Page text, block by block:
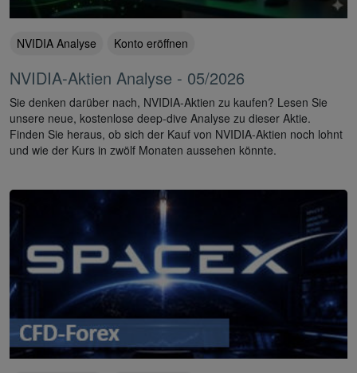
NVIDIA Analyse Konto eröffnen
NVIDIA-Aktien Analyse - 05/2026
Sie denken darüber nach, NVIDIA-Aktien zu kaufen? Lesen Sie
unsere neue, kostenlose deep-dive Analyse zu dieser Aktie.
Finden Sie heraus, ob sich der Kauf von NVIDIA-Aktien noch lohnt
und wie der Kurs in zwölf Monaten aussehen könnte.